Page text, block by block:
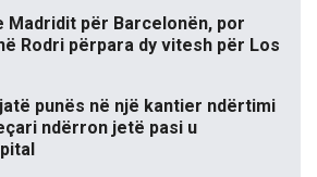
Madridit për Barcelonën, por
Rodri përpara dy vitesh për Los
punës në një kantier ndërtimi
ndërron jetë pasi u